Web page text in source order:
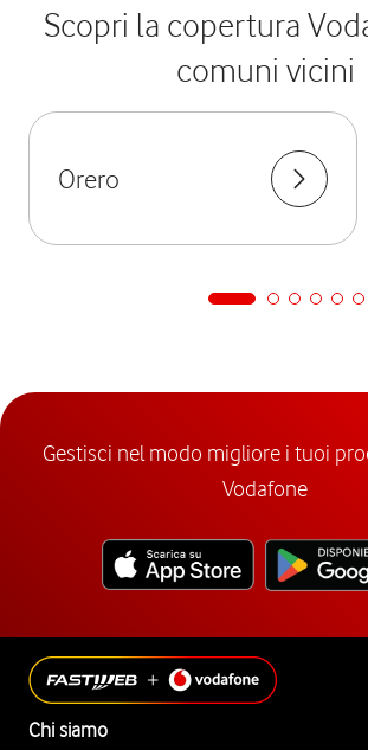
Scopri la copertura
comuni vicini
Orero
Gestisci nel modo migliore i tuoi
Vodafone
Chi siamo